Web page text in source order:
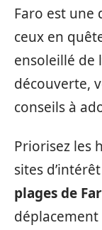
Faro est
ceux en
ensoleillé de
découverte,
conseils à
Priorisez les
sites
plages de